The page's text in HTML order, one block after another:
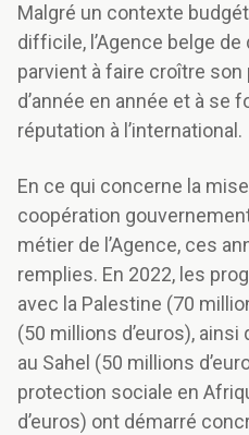
Malgré un contexte
difficile, l’Agence belge
parvient à faire croître
d’année en année et à se
réputation à l’international.
En ce qui concerne la
coopération
métier de l’Agence, ces
remplies. En 2022, les
avec la Palestine (70
(50 millions d’euros),
au Sahel (50 millions
protection sociale en
d’euros) ont démarré